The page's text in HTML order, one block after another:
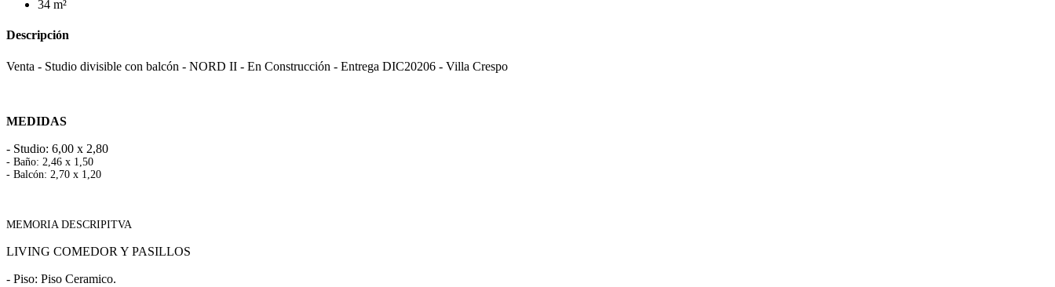
34 m²
Descripción
Venta - Studio divisible con balcón - NORD II - En Construcción - Entrega DIC20206 - Villa Crespo
MEDIDAS
- Studio: 6,00 x 2,80
- Baño: 2,46 x 1,50
- Balcón: 2,70 x 1,20
MEMORIA DESCRIPITVA
LIVING COMEDOR Y PASILLOS
- Piso: Piso Ceramico.